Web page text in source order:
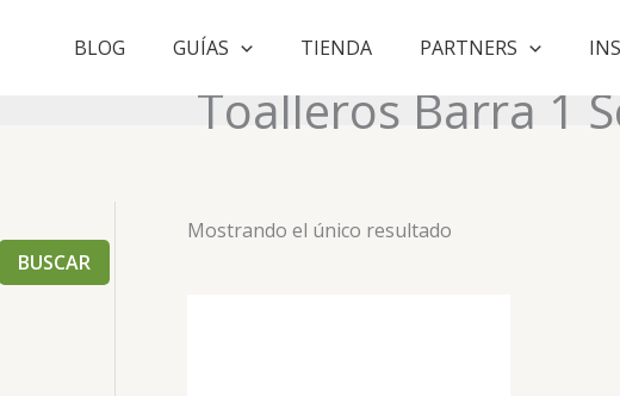
BLOG GUÍAS TIENDA PARTNERS
Toalleros Barra 1
BUSCAR
Mostrando el único resultado